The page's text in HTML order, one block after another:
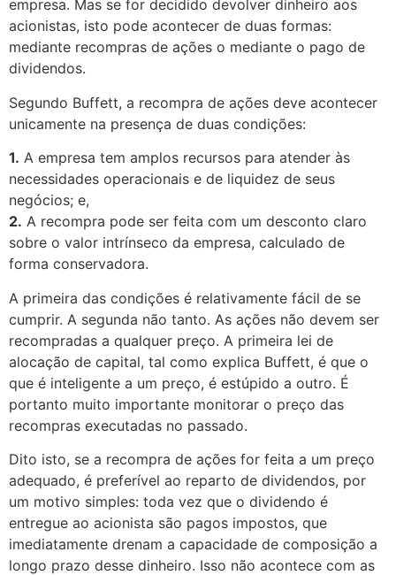
empresa. Mas se for decidido devolver dinheiro aos
acionistas, isto pode acontecer de duas formas:
mediante recompras de ações o mediante o pago de
dividendos.
Segundo Buffett, a recompra de ações deve acontecer
unicamente na presença de duas condições:
1. A empresa tem amplos recursos para atender às
necessidades operacionais e de liquidez de seus
negócios; e,
2. A recompra pode ser feita com um desconto claro
sobre o valor intrínseco da empresa, calculado de
forma conservadora.
A primeira das condições é relativamente fácil de se
cumprir. A segunda não tanto. As ações não devem ser
recompradas a qualquer preço. A primeira lei de
alocação de capital, tal como explica Buffett, é que o
que é inteligente a um preço, é estúpido a outro. É
portanto muito importante monitorar o preço das
recompras executadas no passado.
Dito isto, se a recompra de ações for feita a um preço
adequado, é preferível ao reparto de dividendos, por
um motivo simples: toda vez que o dividendo é
entregue ao acionista são pagos impostos, que
imediatamente drenam a capacidade de composição a
longo prazo desse dinheiro. Isso não acontece com as